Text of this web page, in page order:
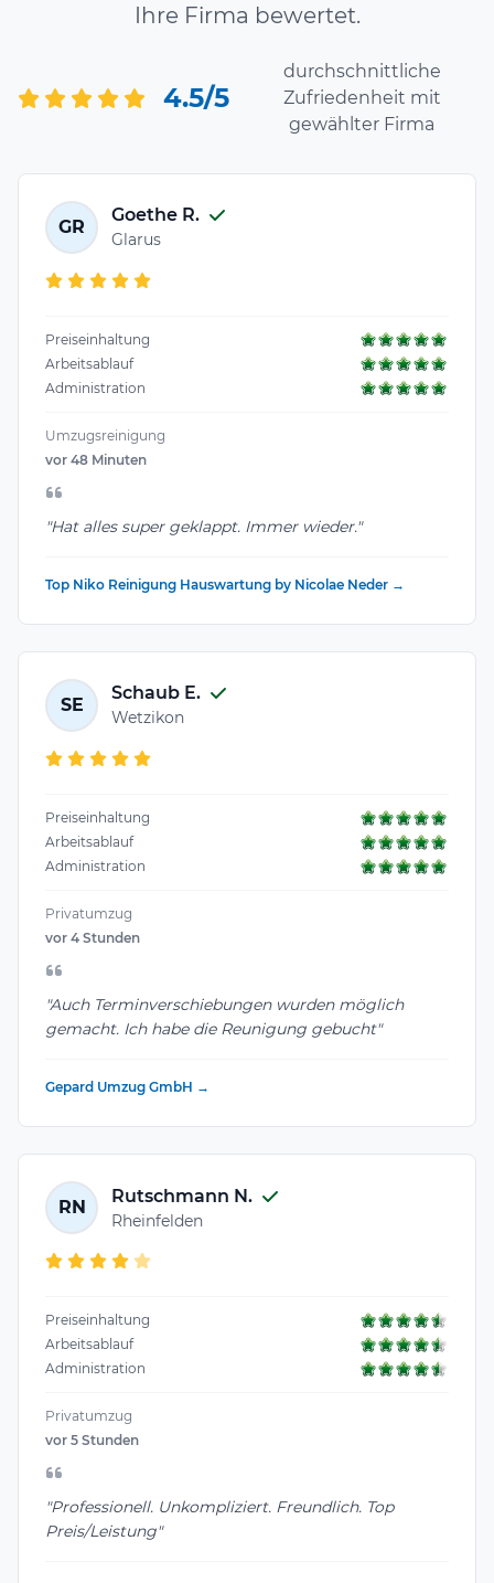
Ihre Firma bewertet.
4.5/5
durchschnittliche
Zufriedenheit mit
gewählter Firma
GR
Goethe R.
Glarus
Preiseinhaltung
Arbeitsablauf
Administration
Umzugsreinigung
vor 48 Minuten
"Hat alles super geklappt. Immer wieder."
Top Niko Reinigung Hauswartung by Nicolae Neder →
SE
Schaub E.
Wetzikon
Preiseinhaltung
Arbeitsablauf
Administration
Privatumzug
vor 4 Stunden
"Auch Terminverschiebungen wurden möglich
gemacht. Ich habe die Reunigung gebucht"
Gepard Umzug GmbH →
RN
Rutschmann N.
Rheinfelden
Preiseinhaltung
Arbeitsablauf
Administration
Privatumzug
vor 5 Stunden
"Professionell. Unkompliziert. Freundlich. Top
Preis/Leistung"